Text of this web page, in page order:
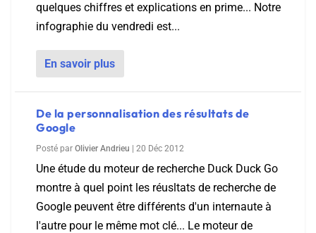
quelques chiffres et explications en prime... Notre
infographie du vendredi est...
En savoir plus
De la personnalisation des résultats de
Google
Posté par Olivier Andrieu 20 Déc 2012
Une étude du moteur de recherche Duck Duck Go
montre à quel point les réusltats de recherche de
Google peuvent être différents d'un internaute à
l'autre pour le même mot clé... Le moteur de